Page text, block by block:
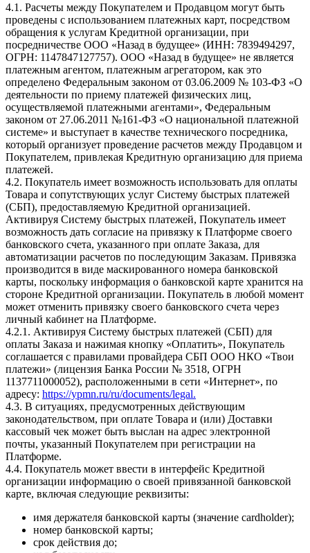
4.1. Расчеты между Покупателем и Продавцом могут быть
проведены с использованием платежных карт, посредством
обращения к услугам Кредитной организации, при
посредничестве ООО «Назад в будущее» (ИНН: 7839494297,
ОГРН: 1147847127757). ООО «Назад в будущее» не является
платежным агентом, платежным агрегатором, как это
определено Федеральным законом от 03.06.2009 № 103-ФЗ «О
деятельности по приему платежей физических лиц,
осуществляемой платежными агентами», Федеральным
законом от 27.06.2011 №161-ФЗ «О национальной платежной
системе» и выступает в качестве технического посредника,
который организует проведение расчетов между Продавцом и
Покупателем, привлекая Кредитную организацию для приема
платежей.
4.2. Покупатель имеет возможность использовать для оплаты
Товара и сопутствующих услуг Систему быстрых платежей
(СБП), предоставляемую Кредитной организацией.
Активируя Систему быстрых платежей, Покупатель имеет
возможность дать согласие на привязку к Платформе своего
банковского счета, указанного при оплате Заказа, для
автоматизации расчетов по последующим Заказам. Привязка
производится в виде маскированного номера банковской
карты, поскольку информация о банковской карте хранится на
стороне Кредитной организации. Покупатель в любой момент
может отменить привязку своего банковского счета через
личный кабинет на Платформе.
4.2.1. Активируя Систему быстрых платежей (СБП) для
оплаты Заказа и нажимая кнопку «Оплатить», Покупатель
соглашается с правилами провайдера СБП ООО НКО «Твои
платежи» (лицензия Банка России № 3518, ОГРН
1137711000052), расположенными в сети «Интернет», по
адресу: https://ypmn.ru/ru/documents/legal.
4.3. В ситуациях, предусмотренных действующим
законодательством, при оплате Товара и (или) Доставки
кассовый чек может быть выслан на адрес электронной
почты, указанный Покупателем при регистрации на
Платформе.
4.4. Покупатель может ввести в интерфейс Кредитной
организации информацию о своей привязанной банковской
карте, включая следующие реквизиты:
имя держателя банковской карты (значение cardholder);
номер банковской карты;
срок действия до;